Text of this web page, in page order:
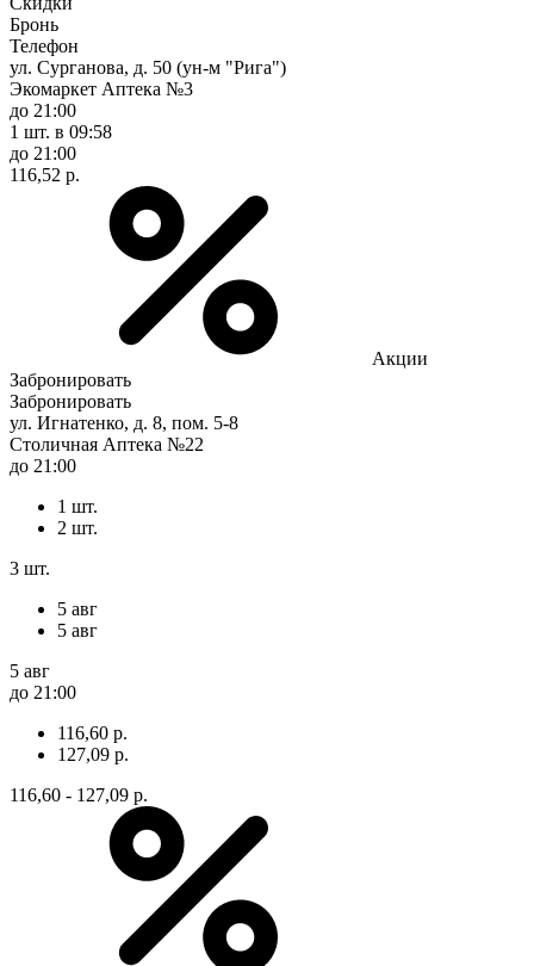
Бронь
Телефон
ул. Сурганова, д. 50 (ун-м "Рига")
Экомаркет Аптека №3
до 21:00
1 шт. в 09:58
до 21:00
116,52 р.
Акции
Забронировать
Забронировать
ул. Игнатенко, д. 8, пом. 5-8
Столичная Аптека №22
до 21:00
1 шт.
2 шт.
3 шт.
5 авг
5 авг
5 авг
до 21:00
116,60 р.
127,09 р.
116,60 - 127,09 р.